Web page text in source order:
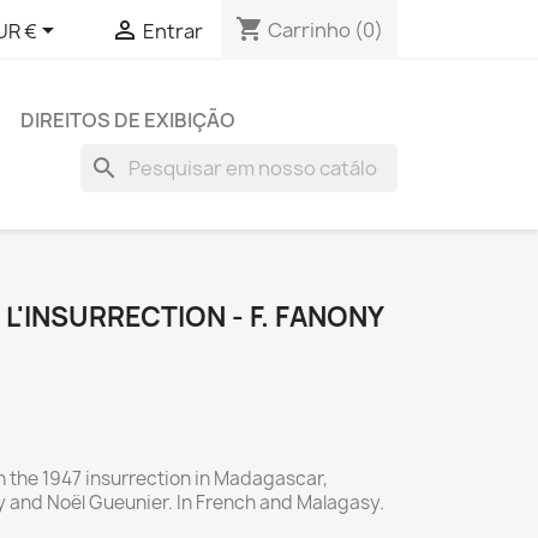
€  Entrar shopping_cart Carrinho (0)
DIREITOS DE EXIBIÇÃO
search
- F. FANONY
1947 insurrection in Madagascar,
Noël Gueunier. In French and Malagasy.